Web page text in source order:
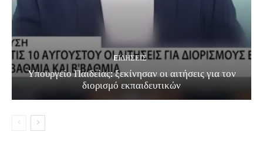
EΙΔΗΣΕΙΣ
Υπουργείο Παιδείας: ξεκίνησαν οι αιτήσεις για τον
διορισμό εκπαιδευτικών